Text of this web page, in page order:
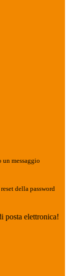
un messaggio
della password
posta elettronica!